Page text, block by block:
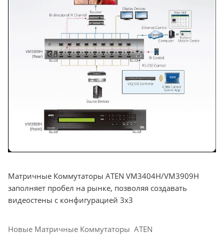
Матричные Коммутаторы ATEN VM3404H/VM3909H
заполняет пробел на рынке, позволяя создавать
видеостены с конфигурацией 3x3
Новые Матричные Коммутаторы ATEN